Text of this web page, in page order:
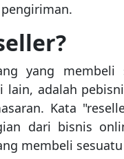
yang
lain, adalah
Kata
dari bisnis
membeli